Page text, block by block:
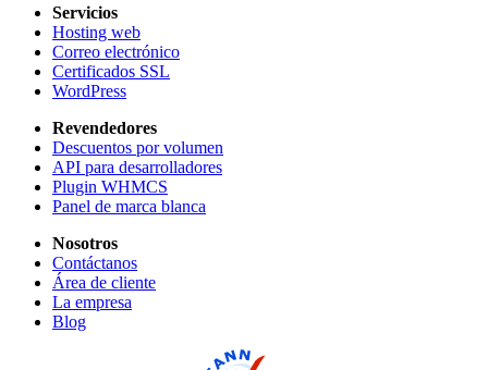
Servicios
Hosting web
Correo electrónico
Certificados SSL
WordPress
Revendedores
Descuentos por volumen
API para desarrolladores
Plugin WHMCS
Panel de marca blanca
Nosotros
Contáctanos
Área de cliente
La empresa
Blog